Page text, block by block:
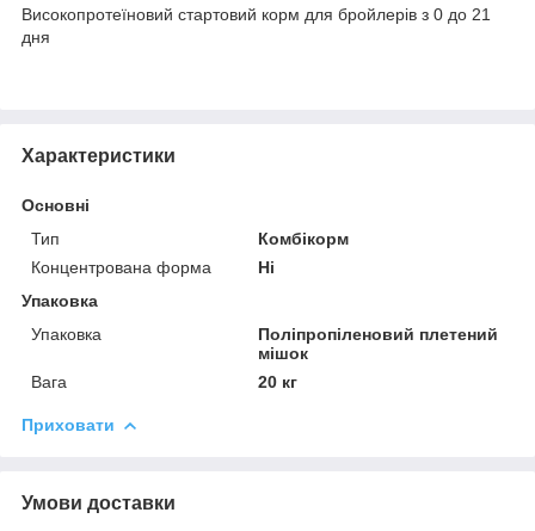
Високопротеїновий стартовий корм для бройлерів з 0 до 21
дня
Характеристики
Основні
Тип
Комбікорм
Концентрована форма
Ні
Упаковка
Упаковка
Поліпропіленовий плетений
мішок
Вага
20 кг
Приховати
Умови доставки